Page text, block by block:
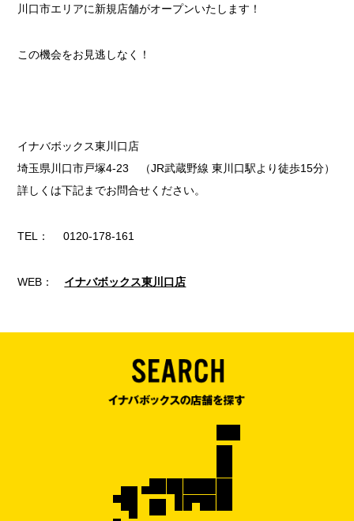
川口市エリアに新規店舗がオープンいたします！
この機会をお見逃しなく！
イナバボックス東川口店
埼玉県川口市戸塚4-23 （JR武蔵野線 東川口駅より徒歩15分）
詳しくは下記までお問合せください。
TEL： 0120-178-161
WEB： イナバボックス東川口店